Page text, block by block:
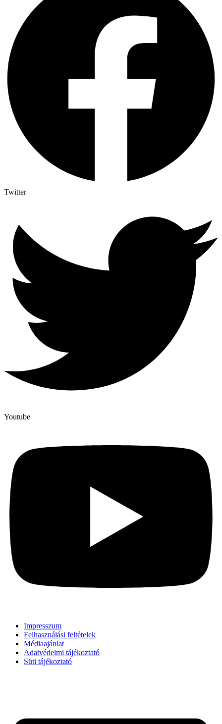
Twitter
Youtube
Impresszum
Felhasználási feltételek
Médiaajánlat
Adatvédelmi tájékoztató
Süti tájékoztató